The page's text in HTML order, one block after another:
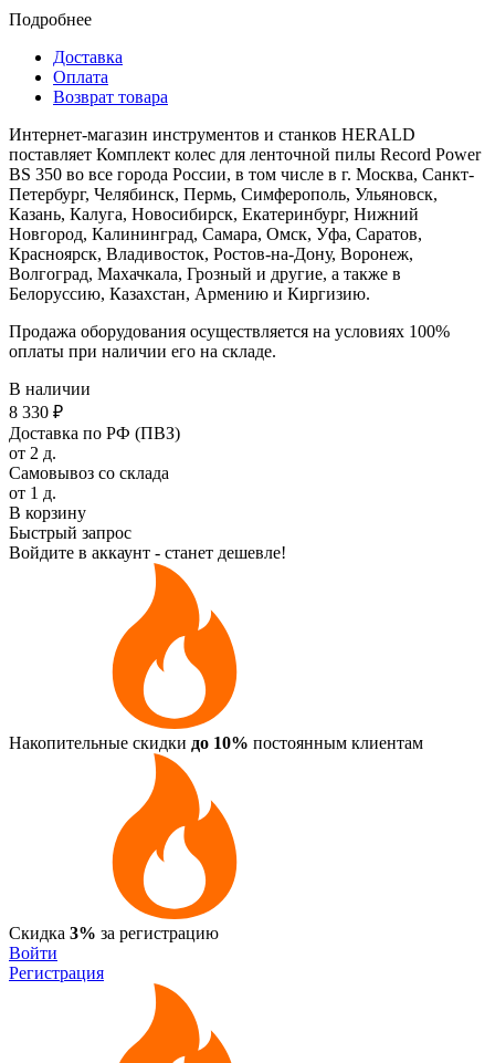
Подробнее
Доставка
Оплата
Возврат товара
Интернет-магазин инструментов и станков HERALD
поставляет Комплект колес для ленточной пилы Record Power
BS 350 во все города России, в том числе в г. Москва, Санкт-
Петербург, Челябинск, Пермь, Симферополь, Ульяновск,
Казань, Калуга, Новосибирск, Екатеринбург, Нижний
Новгород, Калининград, Самара, Омск, Уфа, Саратов,
Красноярск, Владивосток, Ростов-на-Дону, Воронеж,
Волгоград, Махачкала, Грозный и другие, а также в
Белоруссию, Казахстан, Армению и Киргизию.
Продажа оборудования осуществляется на условиях 100%
оплаты при наличии его на складе.
В наличии
8 330 ₽
Доставка по РФ (ПВЗ)
от 2 д.
Самовывоз со склада
от 1 д.
В корзину
Быстрый запрос
Войдите в аккаунт - станет дешевле!
Накопительные скидки до 10% постоянным клиентам
Скидка 3% за регистрацию
Войти
Регистрация